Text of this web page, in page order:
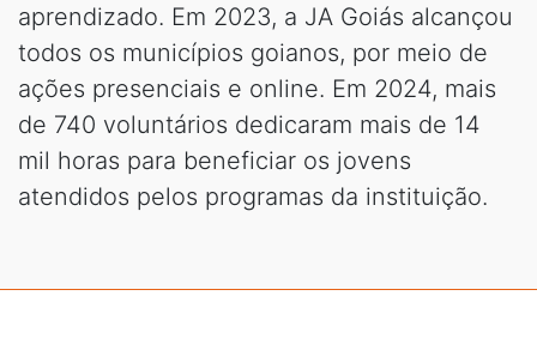
aprendizado. Em 2023, a JA Goiás alcançou
todos os municípios goianos, por meio de
ações presenciais e online. Em 2024, mais
de 740 voluntários dedicaram mais de 14
mil horas para beneficiar os jovens
atendidos pelos programas da instituição.